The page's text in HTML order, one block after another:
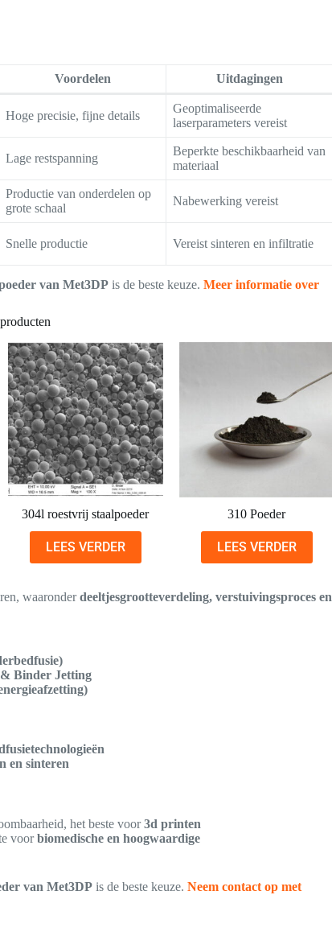
Voordelen Uitdagingen
Hoge precisie, fijne details
Geoptimaliseerde
laserparameters vereist
Lage restspanning
Beperkte beschikbaarheid van
materiaal
Productie van onderdelen op
grote schaal
Nabewerking vereist
Snelle productie Vereist sinteren en infiltratie
van Met3DP is de beste keuze.Meer informatie over
304l roestvrij staalpoeder
LEES VERDER
310 Poeder
LEES VERDER
waaronderdeeltjesgrootteverdeling, verstuivingsproces en
Binder Jetting
en sinteren
het beste voor3d printen
voorbiomedische en hoogwaardige
van Met3DP is de beste keuze.Neem contact op met